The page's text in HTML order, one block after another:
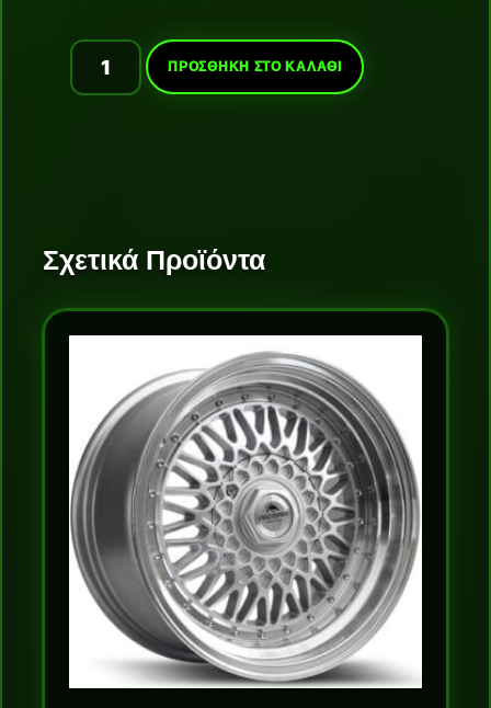
ΠΡΟΣΘΉΚΗ ΣΤΟ ΚΑΛΆΘΙ
Σχετικά Προϊόντα